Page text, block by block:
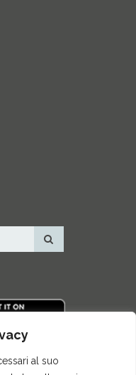
al suo
sito |Credits